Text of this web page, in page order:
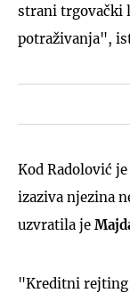
strani trgovački
potraživanja",
Kod Radolović
izaziva njezina
uzvratila je
"Kreditni rejting